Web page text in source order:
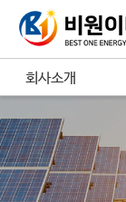
회사소개